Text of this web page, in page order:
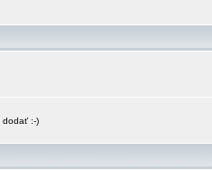
dodať :-)